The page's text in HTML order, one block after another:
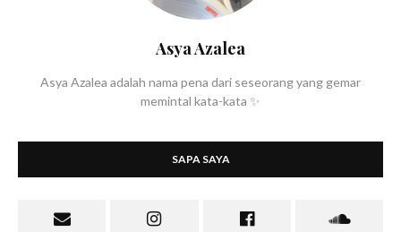
Asya Azalea
Asya Azalea adalah nama pena dari seseorang yang gemar
memintal kata-kata ✨
SAPA SAYA